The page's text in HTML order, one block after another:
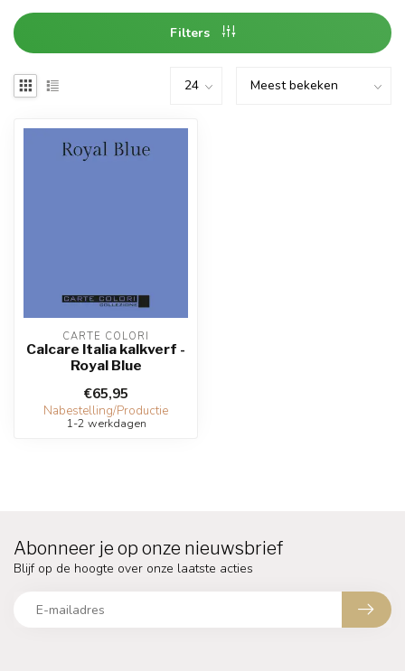
Filters
CARTE COLORI
Calcare Italia kalkverf -
Royal Blue
€65,95
Nabestelling/Productie
1-2 werkdagen
Abonneer je op onze nieuwsbrief
Blijf op de hoogte over onze laatste acties